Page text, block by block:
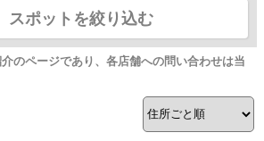
スポットを絞り込む
のページであり、各店舗への問い合わせは当